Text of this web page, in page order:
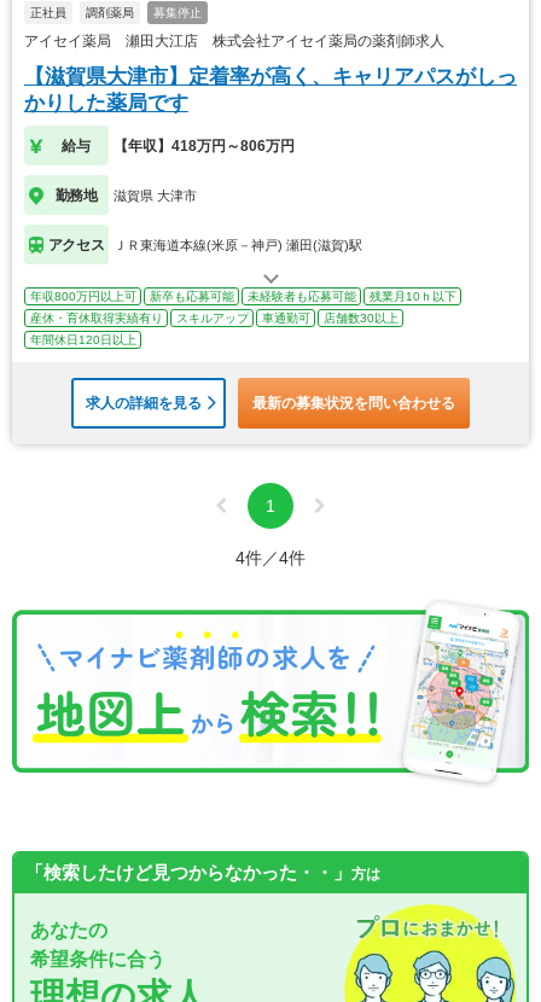
正社員 調剤薬局 募集停止
アイセイ薬局 瀬田大江店 株式会社アイセイ薬局の薬剤師求人
【滋賀県大津市】定着率が高く、キャリアパスがしっ
かりした薬局です
給与 【年収】418万円～806万円
勤務地 滋賀県 大津市
アクセス ＪＲ東海道本線(米原－神戸) 瀬田(滋賀)駅
年収800万円以上可 新卒も応募可能 未経験者も応募可能
残業月10ｈ以下
産休・育休取得実績有り
スキルアップ 車通勤可
店舗数30以上
年間休日120日以上
求人の詳細を見る 最新の募集状況を問い合わせる
1
4件／4件
「検索したけど見つからなかった・・」 方は
あなたの
希望条件に合う